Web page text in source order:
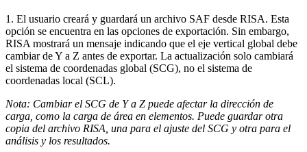
1. El usuario creará y guardará un archivo SAF desde RISA. Esta
opción se encuentra en las opciones de exportación. Sin embargo,
RISA mostrará un mensaje indicando que el eje vertical global debe
cambiar de Y a Z antes de exportar. La actualización solo cambiará
el sistema de coordenadas global (SCG), no el sistema de
coordenadas local (SCL).
Nota: Cambiar el SCG de Y a Z puede afectar la dirección de
carga, como la carga de área en elementos. Puede guardar otra
copia del archivo RISA, una para el ajuste del SCG y otra para el
análisis y los resultados.